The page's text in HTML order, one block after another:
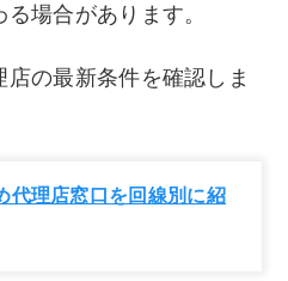
場合があります。
の最新条件を確認しま
代理店窓口を回線別に紹